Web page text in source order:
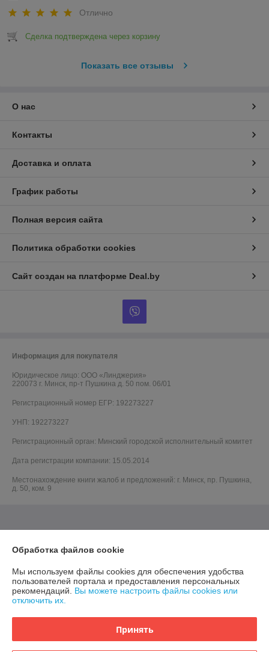
Отлично
Сделка подтверждена через корзину
Показать все отзывы
О нас
Контакты
Доставка и оплата
График работы
Полная версия сайта
Политика обработки cookies
Сайт создан на платформе Deal.by
Информация для покупателя
Юридическое лицо: ООО «Линджерия»
220073 г. Минск, пр-т Пушкина д. 50 пом. 06/01
Регистрационный номер ЕГР: 192273227
УНП: 192273227
Регистрационный орган: Минский городской исполнительный комитет
Дата регистрации компании: 15.05.2014
Местонахождение книги жалоб и предложений: г. Минск, пр. Пушкина,
д. 50, ком. 9
Обработка файлов cookie
Мы используем файлы cookies для обеспечения удобства
пользователей портала и предоставления персональных
рекомендаций. Вы можете настроить файлы cookies или
отключить их.
Принять